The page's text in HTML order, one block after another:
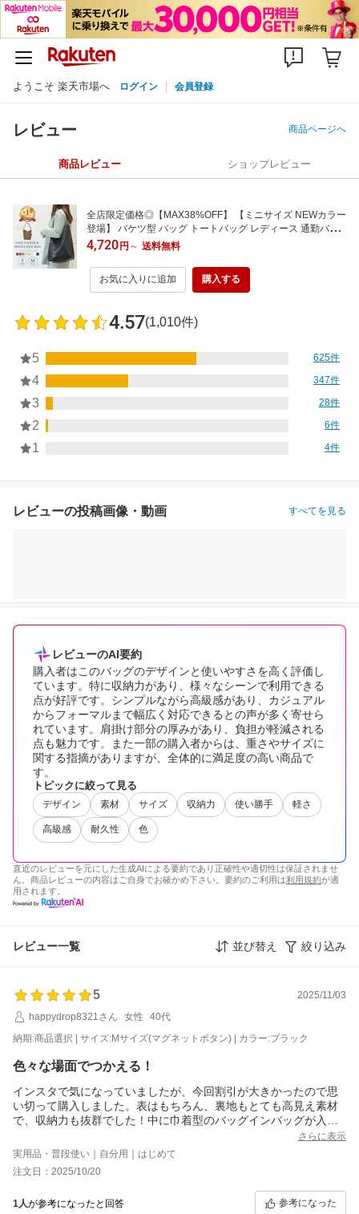
ようこそ 楽天市場へ ログイン 会員登録
レビュー 商品ページへ
商品レビュー ショップレビュー
全店限定価格◎【MAX38%OFF】 【ミニサイズ NEWカラー
登場】 バケツ型 バッグ トートバッグ レディース 通勤バッ
グ a4 自立 軽くて大容量 ショルダーバッグ レザー お仕事バ
ッグ 縦型 ハンドバッグ バケツ型バッグ ビジネス 肩掛け
4,720円 ～ 送料無料
お気に入りに追加 購入する
4.57(1,010件)
5 625件
4 347件
3 28件
2 6件
1 4件
レビューの投稿画像・動画 すべてを見る
レビューのAI要約
購入者はこのバッグのデザインと使いやすさを高く評価し
ています。特に収納力があり、様々なシーンで利用できる
点が好評です。シンプルながら高級感があり、カジュアル
からフォーマルまで幅広く対応できるとの声が多く寄せら
れています。肩掛け部分の厚みがあり、負担が軽減される
点も魅力です。また一部の購入者からは、重さやサイズに
関する指摘がありますが、全体的に満足度の高い商品で
す。
トピックに絞って見る
デザイン 素材 サイズ 収納力 使い勝手 軽さ
高級感 耐久性 色
直近のレビューを元にした生成AIによる要約であり正確性や適切性は保証されませ
ん。商品レビューの内容はご自身でお確かめ下さい。要約のご利用は利用規約が適
用されます。
レビュー一覧 並び替え 絞り込み
5
2025/11/03
happydrop8321さん
女性
40代
納期:商品選択 | サイズ:Mサイズ(マグネットボタン) | カラー:ブラック
色々な場面でつかえる！
インスタで気になっていましたが、今回割引が大きかったので思
い切って購入しました。表はもちろん、裏地もとても高見え素材
で、収納力も抜群でした！中に巾着型のバッグインバッグが入っ
ていて、それもポイント高かったです。肩掛けタイプなので、ど
の程度荷物に耐えられるかがまだ微妙なので星4つですが、これか
らヘビロテしたいと思います！
さらに表示
実用品・普段使い｜自分用｜はじめて
注文日：2025/10/20
1人が参考になったと回答 参考になった